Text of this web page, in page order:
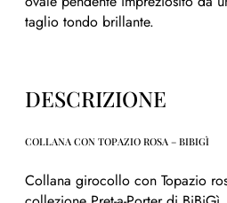
taglio tondo brillante.
DESCRIZIONE
COLLANA CON TOPAZIO ROSA – BIBIGÌ
Collana girocollo con Topazio